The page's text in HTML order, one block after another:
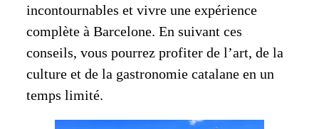
incontournables et vivre une expérience
complète à Barcelone. En suivant ces
conseils, vous pourrez profiter de l’art, de la
culture et de la gastronomie catalane en un
temps limité.